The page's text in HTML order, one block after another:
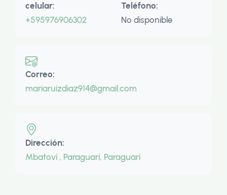
celular:
+595976906302
Teléfono:
No disponible
Correo:
mariaruizdiaz914@gmail.com
Dirección:
Mbatoví , Paraguarí, Paraguarí